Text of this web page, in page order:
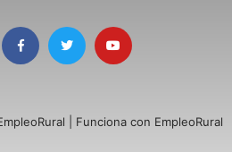
| Funciona con EmpleoRural